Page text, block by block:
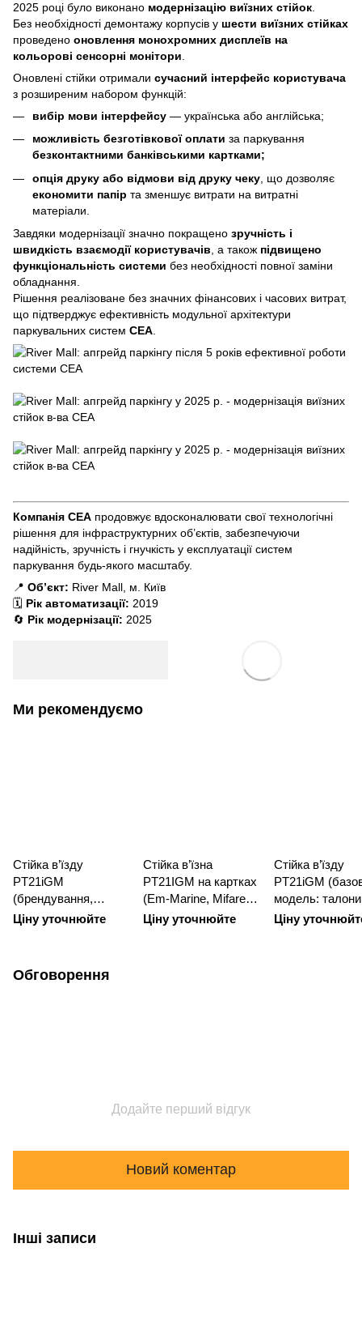
2025 році було виконано модернізацію виїзних стійок
Без необхідності демонтажу корпусів у шести виїзних стійках
проведено оновлення монохромних дисплеїв на
кольорові сенсорні монітори
Оновлені стійки отримали сучасний інтерфейс користувача
з розширеним набором функцій:
вибір мови інтерфейсу — українська або англійська;
можливість безготівкової оплати за паркування
безконтактними банківськими картками;
опція друку або відмови від друку чеку , що дозволяє
економити папір та зменшує витрати на витратні
матеріали.
Завдяки модернізації значно покращено зручність і
швидкість взаємодії користувачів, а також підвищено
функціональність системи без необхідності повної заміни
обладнання.
Рішення реалізоване без значних фінансових і часових витрат,
що підтверджує ефективність модульної архітектури
паркувальних систем СЕА.
Компанія СЕА продовжує вдосконалювати свої технологічні
рішення для інфраструктурних об’єктів, забезпечуючи
надійність, зручність і гнучкість у експлуатації систем
паркування будь-якого масштабу.
📍 Об’єкт: River Mall, м. Київ
🗓️ Рік автоматизації: 2019
🔄 Рік модернізації: 2025
Ми рекомендуємо
Стійка в’їзду
PT21iGM
(брендування,
талони, карти Mifare,
Ціну уточнюйте
Стійка в’їзна
PT21IGM на картках
(Em-Marine, Mifare,
фотофіксація,
Ціну уточнюйте
Стійка в’їзду
PT21iGM
модель:
картки Mifare)
Ціну
Обговорення
Додайте перший відгук
Новий коментар
Інші записи